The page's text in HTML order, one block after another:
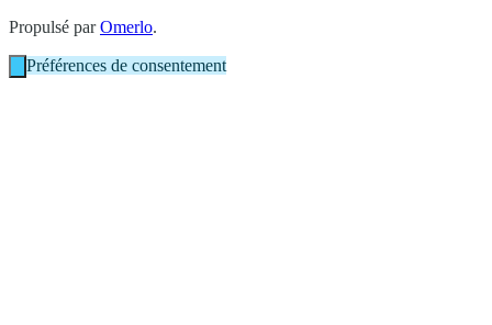
Propulsé parOmerlo.
Préférences de consentement